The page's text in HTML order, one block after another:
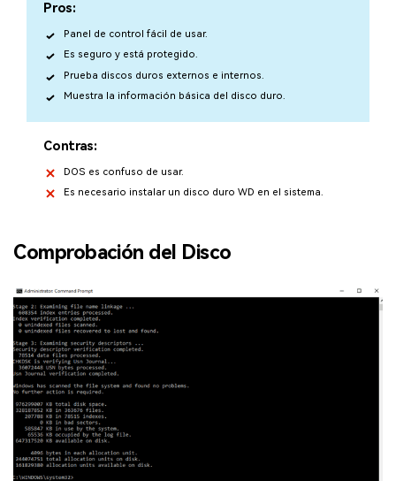
Pros:
Panel de control fácil de usar.
Es seguro y está protegido.
Prueba discos duros externos e internos.
Muestra la información básica del disco duro.
Contras:
DOS es confuso de usar.
Es necesario instalar un disco duro WD en el sistema.
Comprobación del Disco